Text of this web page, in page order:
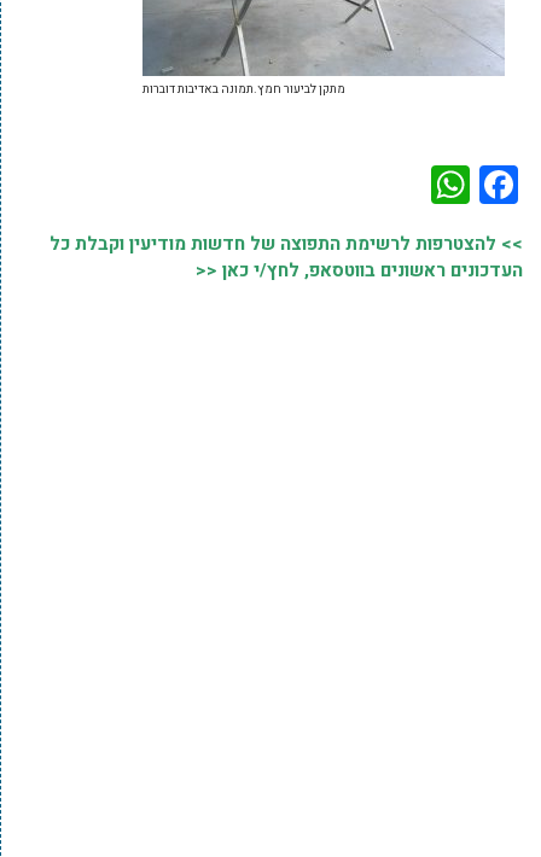
מתקן לביעור חמץ.תמונה באדיבות דוברות
Facebook
>> להצטרפות לרשימת התפוצה של חדשות מודיעין וקבלת כל
העדכונים ראשונים בווטסאפ, לחץ/י כאן <<